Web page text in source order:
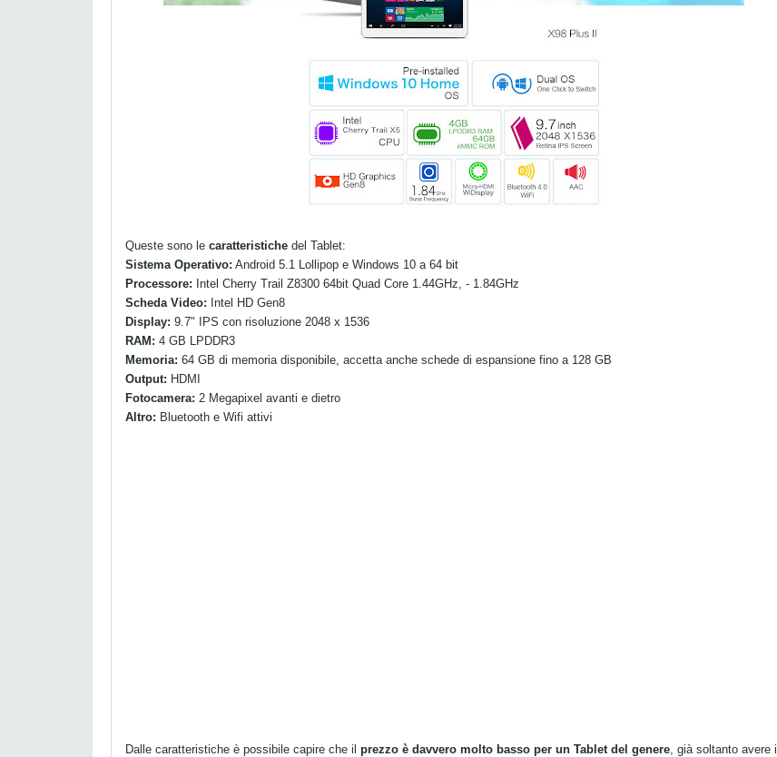
Queste sono le caratteristiche del Tablet:
Sistema Operativo: Android 5.1 Lollipop e Windows 10 a 64 bit
Processore: Intel Cherry Trail Z8300 64bit Quad Core 1.44GHz, - 1.84GHz
Scheda Video: Intel HD Gen8
Display: 9.7" IPS con risoluzione 2048 x 1536
RAM: 4 GB LPDDR3
Memoria: 64 GB di memoria disponibile, accetta anche schede di espansione fino a 128 GB
Output: HDMI
Fotocamera: 2 Megapixel avanti e dietro
Altro: Bluetooth e Wifi attivi
Dalle caratteristiche è possibile capire che il prezzo è davvero molto basso per un Tablet del genere, già soltanto avere i